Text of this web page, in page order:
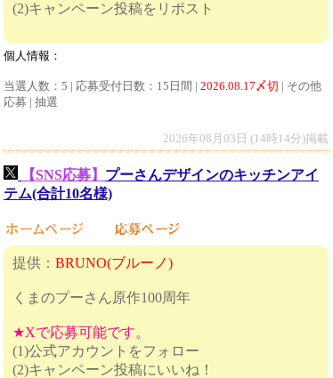
(2)キャンペーン投稿をリポスト
個人情報：
当選人数：5 | 応募受付日数：15日間 | 2026.08.17〆切 | その他
応募 | 抽選
2026年08月03日 (14時14分)掲載
【SNS応募】 プーさんデザインのキッチンアイ
テム(合計10名様)
提供： BRUNO(ブルーノ)
くまのプーさん原作100周年
★Xで応募可能です。
(1)公式アカウントをフォロー
(2)キャンペーン投稿にいいね！